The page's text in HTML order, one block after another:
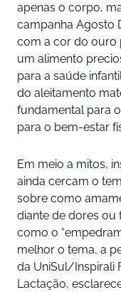
apenas o corpo,
campanha Agosto
com a cor do ouro
um alimento
para a saúde
do aleitamento
fundamental para
para o bem-estar
Em meio a mitos,
ainda cercam o
sobre como
diante de dores ou
como o
melhor o tema, a
da UniSul/Inspirali
Lactação,